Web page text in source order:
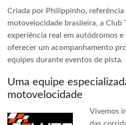
Criada por Philippinho, referência
motovelocidade brasileira, a Club
experiência real em autódromos e
oferecer um acompanhamento
equipes durante eventos de pista.
Uma equipe
motovelocidade
Vivemos
das